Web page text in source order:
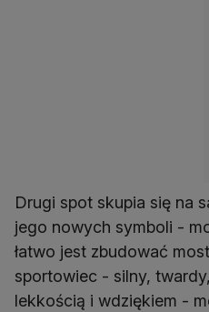
Drugi spot skupia się na
jego nowych symboli -
łatwo jest zbudować
sportowiec - silny,
lekkością i wdziękiem -